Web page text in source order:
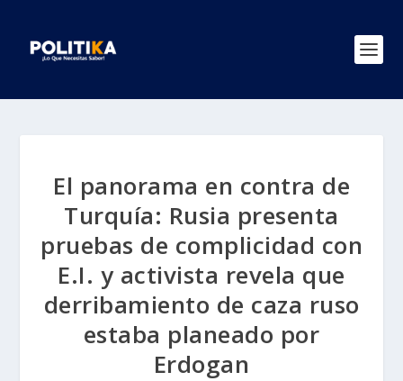
El panorama en contra de
Turquía: Rusia presenta
pruebas de complicidad con
E.I. y activista revela que
derribamiento de caza ruso
estaba planeado por
Erdogan